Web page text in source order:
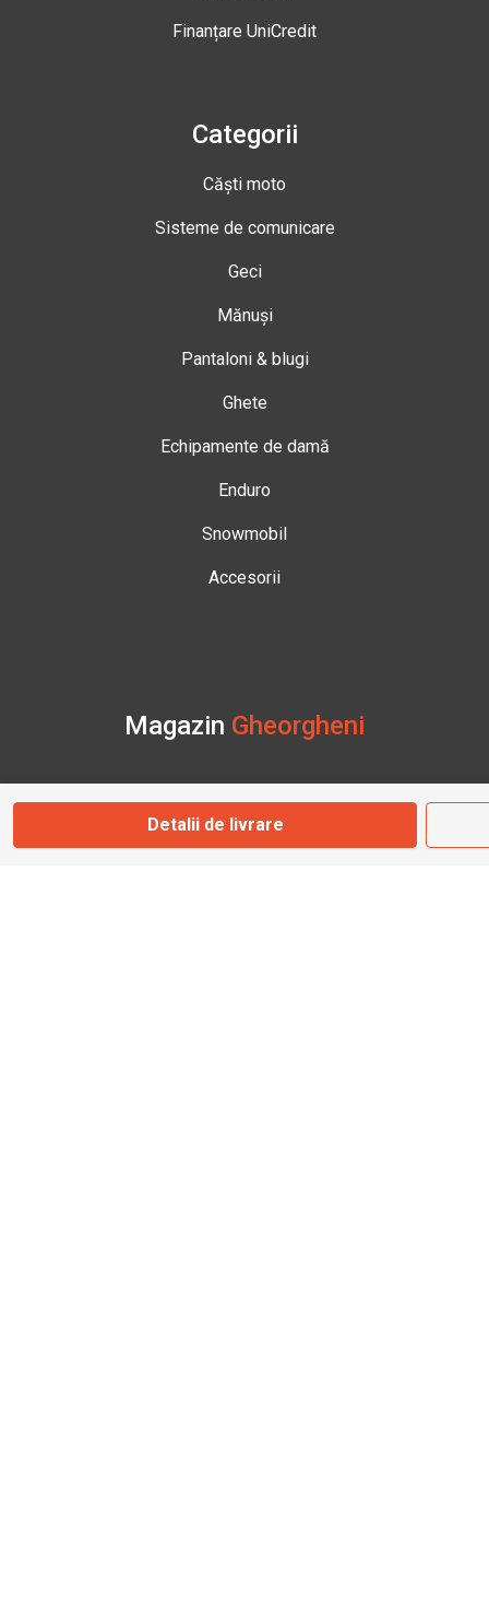
Detalii de livrare
Finanțare UniCredit
Categorii
Căști moto
Sisteme de comunicare
Geci
Mănuși
Pantaloni & blugi
Ghete
Echipamente de damă
Enduro
Snowmobil
Accesorii
Magazin Gheorgheni
Gheorgheni, Harghita